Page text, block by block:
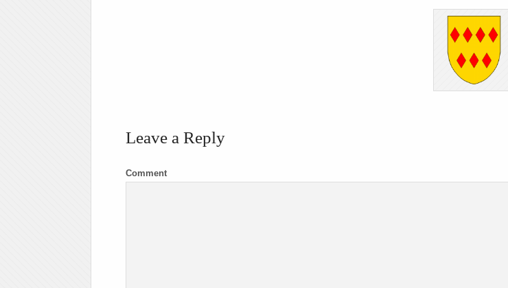
Leave a Reply
Comment